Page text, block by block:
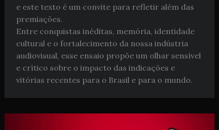
e este texto é um convite para refletir além das
premiações.
Entre conquistas inéditas, memória, identidade
cultural e o fortalecimento da nossa indústria
audiovisual, esse ensaio propõe um olhar sensível
e crítico sobre o impacto das indicações e
vitórias recentes para o Brasil e para o mundo.